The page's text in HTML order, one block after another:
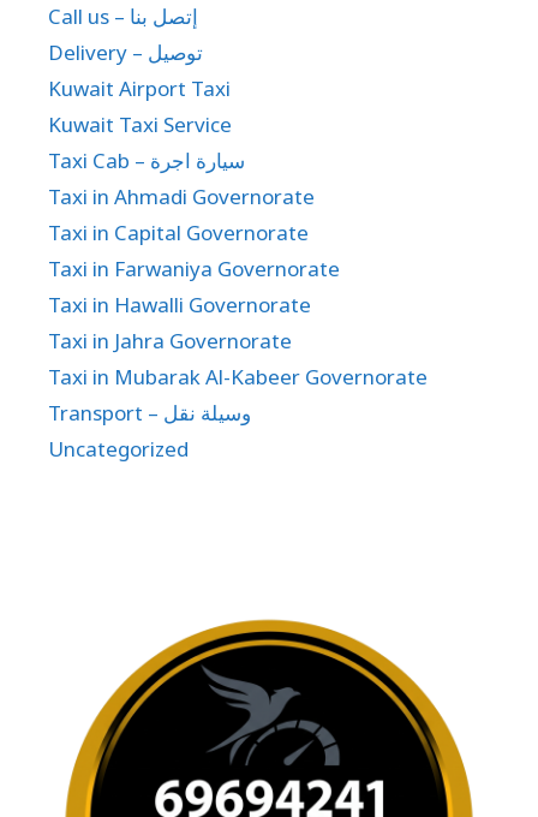
Call us – إتصل بنا
Delivery – توصيل
Kuwait Airport Taxi
Kuwait Taxi Service
Taxi Cab – سيارة اجرة
Taxi in Ahmadi Governorate
Taxi in Capital Governorate
Taxi in Farwaniya Governorate
Taxi in Hawalli Governorate
Taxi in Jahra Governorate
Taxi in Mubarak Al-Kabeer Governorate
Transport – وسيلة نقل
Uncategorized